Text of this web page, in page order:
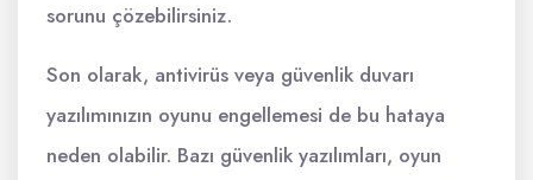
sorunu çözebilirsiniz.
Son olarak, antivirüs veya güvenlik duvarı
yazılımınızın oyunu engellemesi de bu hataya
neden olabilir. Bazı güvenlik yazılımları, oyun